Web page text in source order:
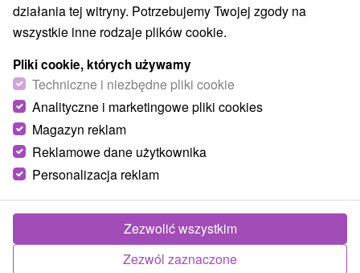
działania tej witryny. Potrzebujemy Twojej zgody na
wszystkie inne rodzaje plików cookie.
Pliki cookie, których używamy
Techniczne i niezbędne pliki cookie
Analityczne i marketingowe pliki cookies
Magazyn reklam
Reklamowe dane użytkownika
Personalizacja reklam
Zezwól zaznaczone
Zezwolić wszystkim